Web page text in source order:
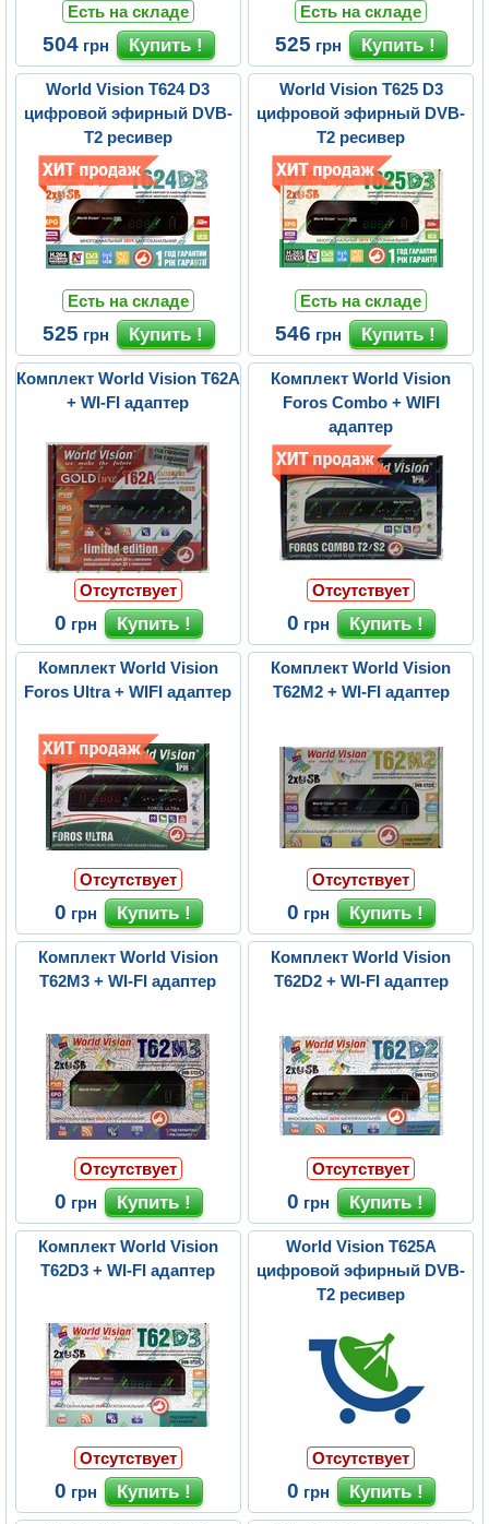
Есть на складе
504 грн
Есть на складе
525 грн
World Vision T624 D3
цифровой эфирный DVB-
T2 ресивер
Есть на складе
525 грн
World Vision T625 D3
цифровой эфирный DVB-
T2 ресивер
Есть на складе
546 грн
Комплект World Vision T62A
+ WI-FI адаптер
Отсутствует
0 грн
Комплект World Vision
Foros Combo + WIFI
адаптер
Отсутствует
0 грн
Комплект World Vision
Foros Ultra + WIFI адаптер
Отсутствует
0 грн
Комплект World Vision
T62M2 + WI-FI адаптер
Отсутствует
0 грн
Комплект World Vision
T62M3 + WI-FI адаптер
Отсутствует
0 грн
Комплект World Vision
T62D2 + WI-FI адаптер
Отсутствует
0 грн
Комплект World Vision
T62D3 + WI-FI адаптер
Отсутствует
0 грн
World Vision T625A
цифровой эфирный DVB-
T2 ресивер
Отсутствует
0 грн